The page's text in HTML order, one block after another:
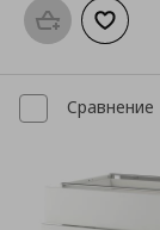
Προσθήκη στο
Сравнение